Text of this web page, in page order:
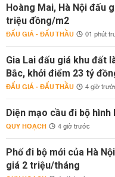
Hoàng Mai, Hà Nội đấu
triệu đồng/m2
ĐẤU GIÁ - ĐẤU THẦU 01 phút
Gia Lai đấu giá khu đất
Bắc, khởi điểm 23 tỷ
ĐẤU GIÁ - ĐẤU THẦU 4 giờ
Diện mạo cầu đi bộ
QUY HOẠCH 4 giờ trước
Phố đi bộ mới của Hà
giá 2 triệu/tháng